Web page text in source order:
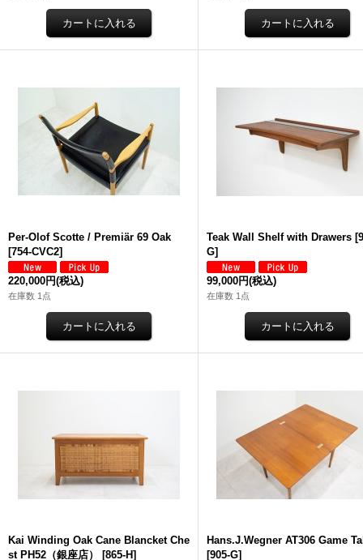
Per-Olof Scotte / Premiär 69 Oak
[754-CVC2]
220,000円(税込)
在庫数 1点
Teak Wall Shelf with Drawers [
G]
99,000円(税込)
在庫数 1点
Kai Winding Oak Cane Blancket Che
st PH52（銀座店）
[865-H]
Hans.J.Wegner AT306 Game
[905-G]